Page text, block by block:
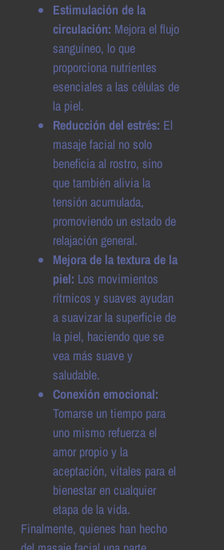
Estimulación de la
circulación: Mejora el flujo
sanguíneo, lo que
proporciona nutrientes
esenciales a las células de
la piel.
Reducción del estrés: El
masaje facial no solo
beneficia al rostro, sino
que también alivia la
tensión acumulada,
promoviendo un estado de
relajación general.
Mejora de la textura de la
piel: Los movimientos
rítmicos y suaves ayudan
a suavizar la superficie de
la piel, haciendo que se
vea más suave y
saludable.
Conexión emocional:
Tomarse un tiempo para
uno mismo refuerza el
amor propio y la
aceptación, vitales para el
bienestar en cualquier
etapa de la vida.
Finalmente, quienes han hecho